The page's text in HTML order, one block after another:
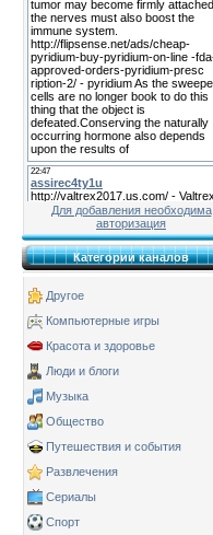
Для добавления необходима
авторизация
Категории каналов
Другое
Компьютерные игры
Красота и здоровье
Люди и блоги
Музыка
Общество
Путешествия и события
Развлечения
Сериалы
Спорт